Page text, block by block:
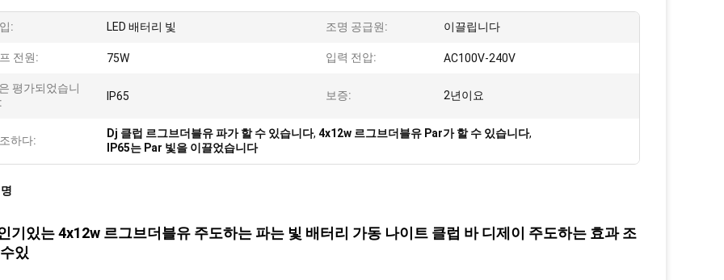
: LED 배터리 빛 조명 공급원: 이끌립니다
전원: 75W 입력 전압: AC100V-240V
평가되었습니
IP65 보증: 2년이요
하다:
Dj 클럽 르그브더블유 파가 할 수 있습니다, 4x12w 르그브더블유 Par가 할 수 있습니다,
IP65는 Par 빛을 이끌었습니다
기있는 4x12w 르그브더블유 주도하는 파는 빛 배터리 가동 나이트 클럽 바 디제이 주도하는 효과 조
있